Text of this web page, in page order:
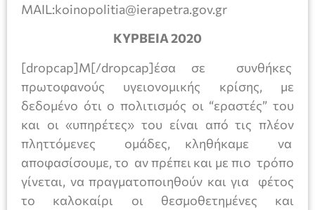
MAIL:koinopolitia@ierapetra.gov.gr
ΚΥΡΒΕΙΑ 2020
[dropcap]Μ[/dropcap]έσα σε συνθήκες
πρωτοφανούς υγειονομικής κρίσης, με
δεδομένο ότι ο πολιτισμός οι “εραστές” του
και οι «υπηρέτες» του είναι από τις πλέον
πληττόμενες ομάδες, κληθήκαμε να
αποφασίσουμε, το αν πρέπει και με πιο τρόπο
γίνεται, να πραγματοποιηθούν και για φέτος
το καλοκαίρι οι θεσμοθετημένες και